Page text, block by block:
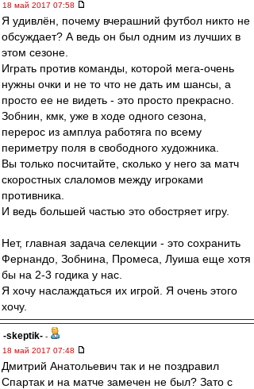
18 май 2017 07:58
Я удивлён, почему вчерашний футбол никто не
обсуждает? А ведь он был одним из лучших в
этом сезоне.
Играть против команды, которой мега-очень
нужны очки и не то что не дать им шансы, а
просто ее не видеть - это просто прекрасно.
Зобнин, кмк, уже в ходе одного сезона,
перерос из амплуа работяга по всему
периметру поля в свободного художника.
Вы только посчитайте, сколько у него за матч
скоростных слаломов между игроками
противника.
И ведь большей частью это обостряет игру.
Нет, главная задача селекции - это сохранить
Фернандо, Зобнина, Промеса, Луиша еще хотя
бы на 2-3 годика у нас.
Я хочу наслаждаться их игрой. Я очень этого
хочу.
-skeptik- -
18 май 2017 07:48
Дмитрий Анатольевич так и не поздравил
Спартак и на матче замечен не был? Зато с